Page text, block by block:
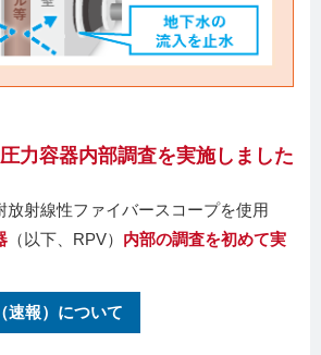
力容器内部調査を実施しました
放射線性ファイバースコープを使用
（以下、RPV） 内部の調査を初めて実
速報）について